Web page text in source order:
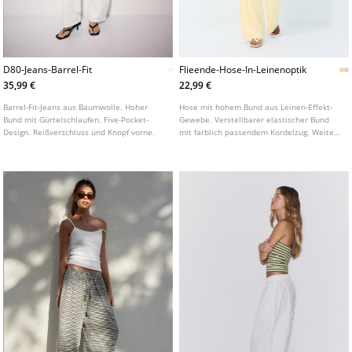
D80-Jeans-Barrel-Fit
35,99 €
Barrel-Fit-Jeans aus Baumwolle. Hoher
Bund mit Gürtelschlaufen. Five-Pocket-
Design. Reißverschluss und Knopf vorne.
Flieende-Hose-In-Leinenoptik
22,99 €
Hose mit hohem Bund aus Leinen-Effekt-
Gewebe. Verstellbarer elastischer Bund
mit farblich passendem Kordelzug. Weites,